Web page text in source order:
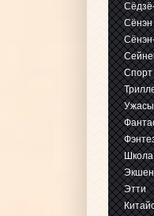
Сёнэн
Спорт
Ужасы
Школа
Экшен
Этти